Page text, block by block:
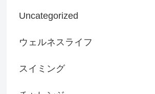
Uncategorized
ウェルネスライフ
スイミング